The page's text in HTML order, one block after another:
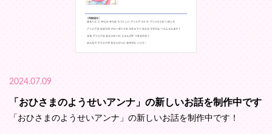
2024.07.09
「おひさまのようせいアンナ」の新しいお話を制作中です
「おひさまのようせいアンナ」の新しいお話を制作中です！